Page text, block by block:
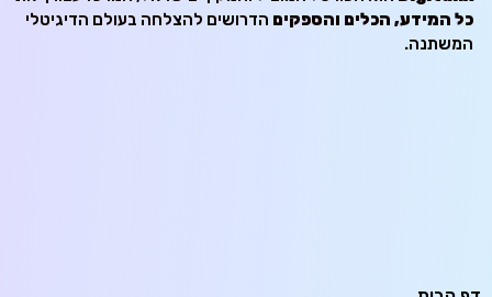
כל המידע, הכלים והספקים הדרושים להצלחה בעולם הדיגיטלי
המשתנה.